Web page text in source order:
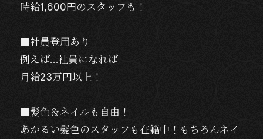
時給1,600円のスタッフも！
■社員登用あり
例えば…社員になれば
月給23万円以上！
■髪色＆ネイルも自由！
あかるい髪色のスタッフも在籍中！もちろんネイ